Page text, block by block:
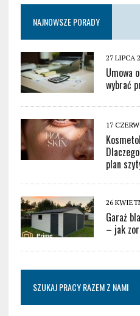
NAJNOWSZE PORADY
27 LIPCA
Umowa
wybrać
17
plan
26
Garaż
– jak
SZUKAJ PRACY RAZEM Z NAMI